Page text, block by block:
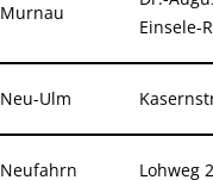
Murnau
Einsele-
Neu-Ulm
Neufahrn Lohweg